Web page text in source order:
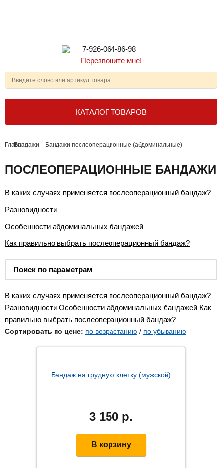
7-926-064-86-98
Перезвоните мне!
КАТАЛОГ ТОВАРОВ
Главная
- Бандажи - Бандажи послеоперационные (абдоминальные)
ПОСЛЕОПЕРАЦИОННЫЕ БАНДАЖИ
В каких случаях применяется послеоперационный бандаж?
Разновидности
Особенности абдоминальных бандажей
Как правильно выбрать послеоперационный бандаж?
Поиск по параметрам
В каких случаях применяется послеоперационный бандаж?
Разновидности Особенности абдоминальных бандажей Как
правильно выбрать послеоперационный бандаж?
Сортировать по цене: по возрастанию / по убыванию
Бандаж на грудную клетку (мужской)
3 150 р.
В корзину